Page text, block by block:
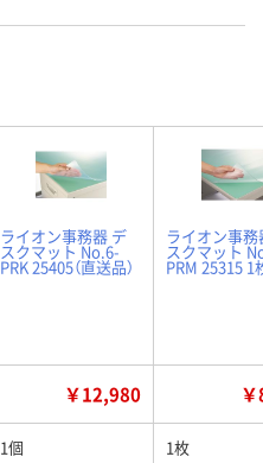
ライオン事務器 デ
スクマット No.6-
PRK 25405（直送品）
ライオン事務
スクマット
PRM 25315 1
￥12,980
1個 1枚